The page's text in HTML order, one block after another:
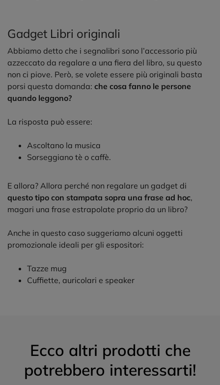
Gadget Libri originali
Abbiamo detto che i segnalibri sono l’accessorio più
azzeccato da regalare a una fiera del libro, su questo
non ci piove. Però, se volete essere più originali basta
porsi questa domanda: che cosa fanno le persone
quando leggono?
La risposta può essere:
Ascoltano la musica
Sorseggiano tè o caffè.
E allora? Allora perché non regalare un gadget di
questo tipo con stampata sopra una frase ad hoc,
magari una frase estrapolate proprio da un libro?
Anche in questo caso suggeriamo alcuni oggetti
promozionale ideali per gli espositori:
Tazze mug
Cuffiette, auricolari e speaker
Ecco altri prodotti che
potrebbero interessarti!